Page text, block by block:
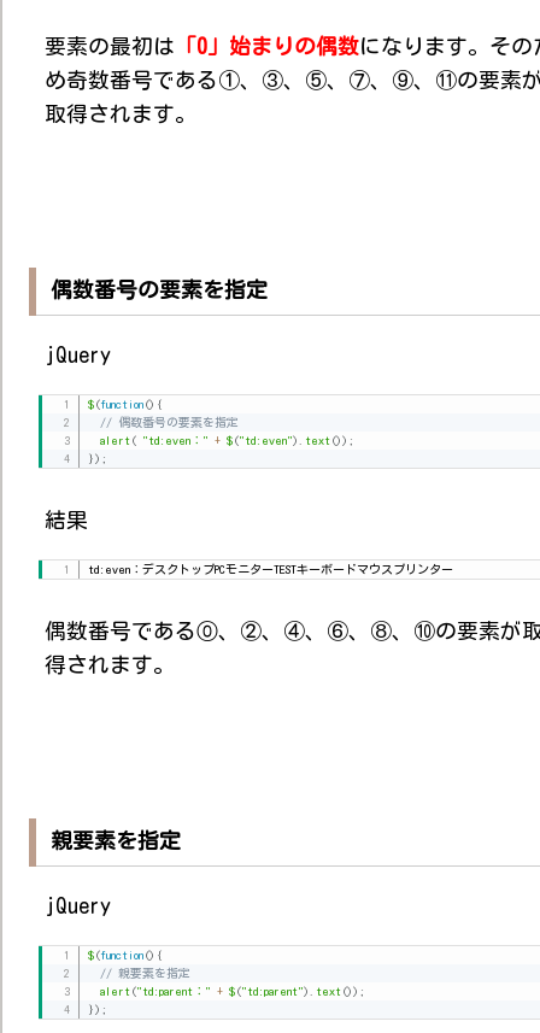
要素の最初は 「0」始まりの偶数になります。その
め奇数番号である①、③、⑤、⑦、⑨、⑪の要素
取得されます。
偶数番号の要素を指定
jQuery
$ (function () {
// 偶数番号の要素を指定
alert ( "td:even：" + $ ("td:even") text () ) ;
} ) ;
結果
td:even：デスクトップPCモニターTESTキーボードマウスプリンター
偶数番号である⓪、②、④、⑥、⑧、⑩の要素が
得されます。
親要素を指定
jQuery
$ (function () {
// 親要素を指定
alert ("td:parent：" + $ ("td:parent") text () ) ;
} ) ;